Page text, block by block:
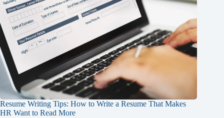
Resume Writing Tips: How to Write a Resume That Makes
HR Want to Read More